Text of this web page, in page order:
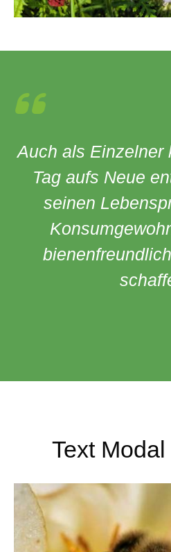
Auch als Einzelner
Tag aufs Neue
seinen
Text